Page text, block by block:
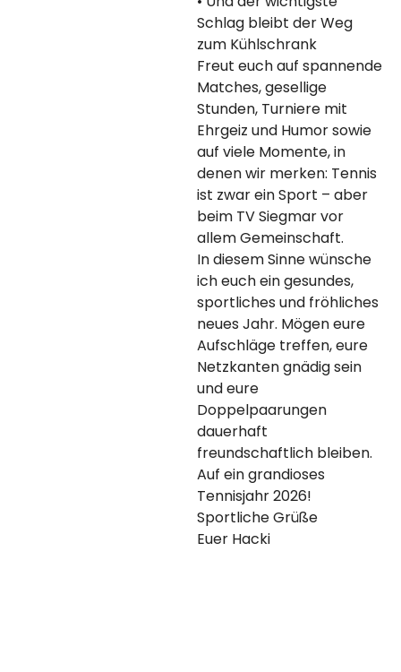
Schlag bleibt der Weg
zum Kühlschrank
Freut euch auf spannende
Matches, gesellige
Stunden, Turniere mit
Ehrgeiz und Humor sowie
auf viele Momente, in
denen wir merken: Tennis
ist zwar ein Sport – aber
beim TV Siegmar vor
allem Gemeinschaft.
In diesem Sinne wünsche
ich euch ein gesundes,
sportliches und fröhliches
neues Jahr. Mögen eure
Aufschläge treffen, eure
Netzkanten gnädig sein
und eure
Doppelpaarungen
dauerhaft
freundschaftlich bleiben.
Auf ein grandioses
Tennisjahr 2026!
Sportliche Grüße
Euer Hacki